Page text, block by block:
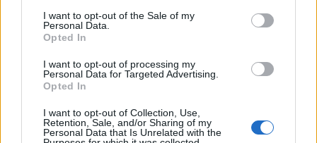
I want to opt-out of the Sale of my
Personal Data.
Opted In
I want to opt-out of processing my
Personal Data for Targeted Advertising.
Opted In
I want to opt-out of Collection, Use,
Retention, Sale, and/or Sharing of my
Personal Data that Is Unrelated with the
Veterináři v současných
podle nich patří plemena psů s
krátkou lebkou a zploštělým
čumákem, jako jsou například mopsi nebo buldočci, starší jedinci a
vyhledávají veterinární ošetření nejčastěji kvůli přehřátí organismu,
dehydrataci nebo kolapsu. ČTK to sdělila viceprezidentka Komory
veterinárních lékařů ČR Kateřina Valdhans.